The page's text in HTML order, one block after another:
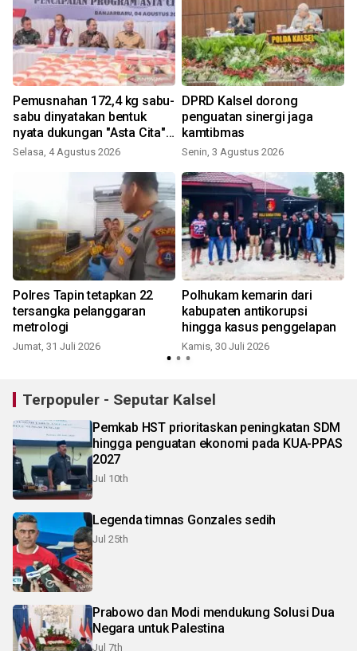
Pemusnahan 172,4 kg sabu-
sabu dinyatakan bentuk
nyata dukungan "Asta Cita"
Presiden
Selasa, 4 Agustus 2026
DPRD Kalsel dorong
penguatan sinergi jaga
kamtibmas
Senin, 3 Agustus 2026
Polres Tapin tetapkan 22
tersangka pelanggaran
metrologi
Jumat, 31 Juli 2026
Polhukam kemarin dari
kabupaten antikorupsi
hingga kasus penggelapan
Kamis, 30 Juli 2026
Terpopuler - Seputar Kalsel
Pemkab HST prioritaskan peningkatan SDM
hingga penguatan ekonomi pada KUA-PPAS
2027
Jul 10th
Legenda timnas Gonzales sedih
Jul 25th
Prabowo dan Modi mendukung Solusi Dua
Negara untuk Palestina
Jul 7th